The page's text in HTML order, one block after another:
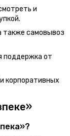
и
также самовывоз
поддержка от
корпоративных